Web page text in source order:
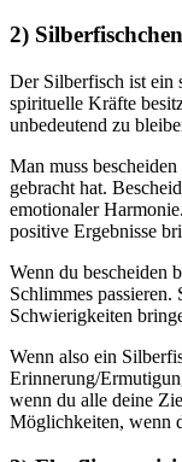
2)
Der Silberfisch ist ein
spirituelle Kräfte
unbedeutend zu
Man muss
gebracht hat.
emotionaler
positive Ergebnisse
Wenn du bescheiden
Schlimmes
Schwierigkeiten
Wenn also ein
Erinnerung/
wenn du alle deine
Möglichkeiten, wenn